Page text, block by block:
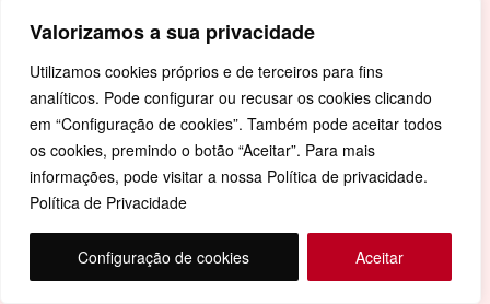
Valorizamos a sua privacidade
Utilizamos cookies próprios e de terceiros para fins
analíticos. Pode configurar ou recusar os cookies clicando
em “Configuração de cookies”. Também pode aceitar todos
os cookies, premindo o botão “Aceitar”. Para mais
informações, pode visitar a nossa Política de privacidade.
Política de Privacidade
Configuração de cookies Aceitar